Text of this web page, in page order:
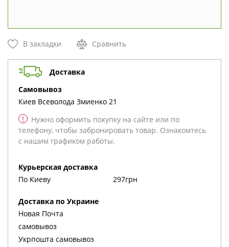
В закладки Сравнить
Доставка
cамовывоз
Киев Всеволода Змиенко 21
!
Нужно оформить покупку на сайте или по
телефону, чтобы забронировать товар. Ознакомтесь
с нашим графиком работы.
Курьерская доставка
По Киеву
297грн
Доставка по Украине
Новая Почта
cамовывоз
Укрпошта cамовывоз